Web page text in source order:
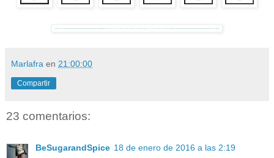
Marlafra en 21:00:00
Compartir
23 comentarios:
BeSugarandSpice 18 de enero de 2016 a las 2:19